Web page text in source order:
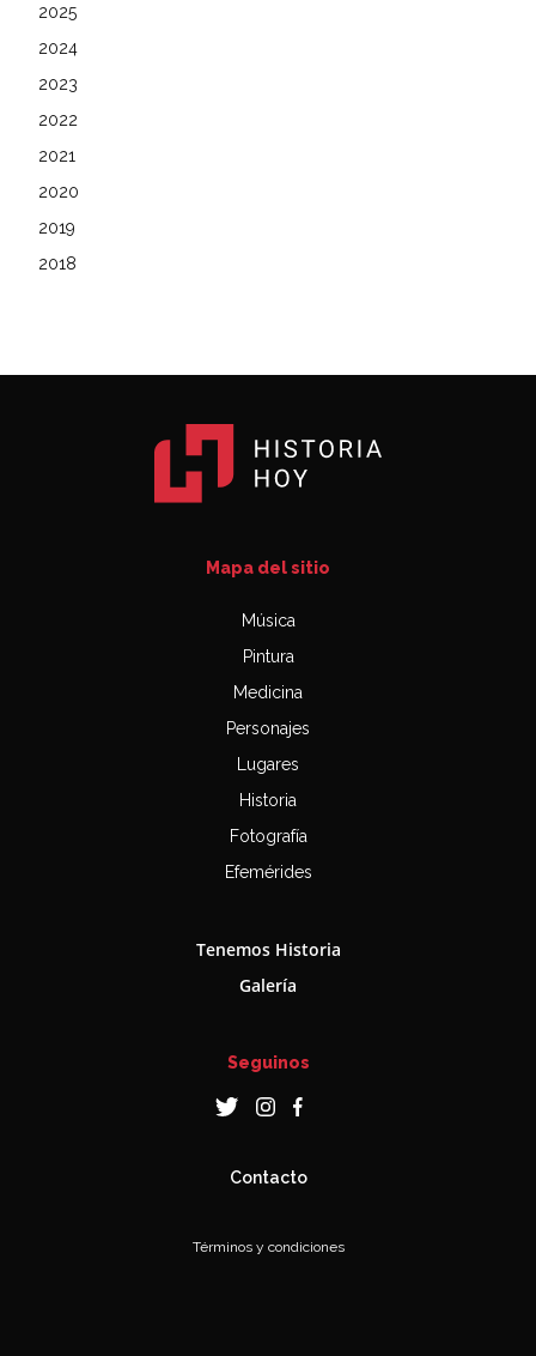
2025
2024
2023
2022
2021
2020
2019
2018
Mapa del sitio
Música
Pintura
Medicina
Personajes
Lugares
Historia
Fotografía
Efemérides
Tenemos Historia
Galería
Seguinos
Contacto
Términos y condiciones